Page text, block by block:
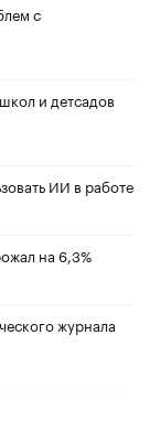
с
и детсадов
ИИ в работе
на 6,3%
журнала